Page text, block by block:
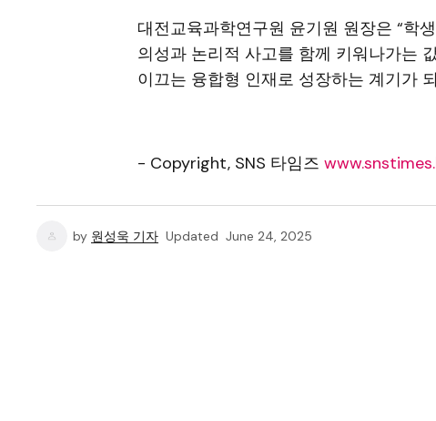
대전교육과학연구원 윤기원 원장은 “학
의성과 논리적 사고를 함께 키워나가는
이끄는 융합형 인재로 성장하는 계기가
- Copyright, SNS 타임즈
by 원성욱 기자 Updated June 24, 2025